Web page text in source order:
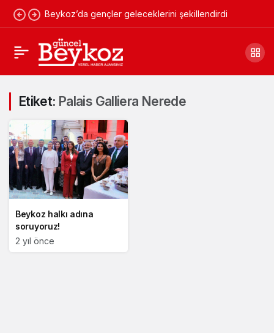
Beykoz’da gençler geleceklerini şekillendirdi
Etiket: Palais Galliera Nerede
Beykoz halkı adına
soruyoruz!
2 yıl önce